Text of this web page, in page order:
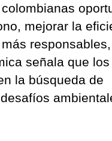
mejorar la
señala que
la búsqueda de